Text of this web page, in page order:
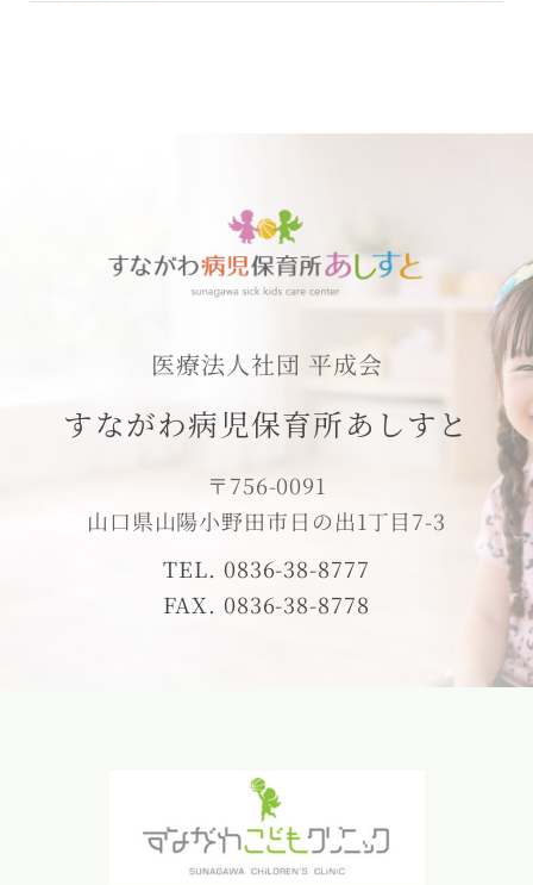
医療法人社団 平成会
すながわ病児保育所あしすと
〒756-0091
山口県山陽小野田市日の出1丁目7-3
TEL. 0836-38-8777
FAX. 0836-38-8778